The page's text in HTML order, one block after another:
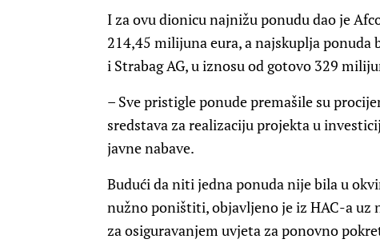
I za ovu dionicu najnižu ponudu dao je
214,45 milijuna eura, a najskuplja ponuda
i Strabag AG, u iznosu od gotovo 329
– Sve pristigle ponude premašile su
sredstava za realizaciju projekta u
javne nabave.
Budući da niti jedna ponuda nije bila u
nužno poništiti, objavljeno je iz HAC-a uz
za osiguravanjem uvjeta za ponovno